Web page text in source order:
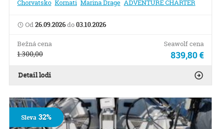
Chorvatsko Kornati Marina Drage ADVENTURE CHARTER
Od26.09.2026do03.10.2026
Bežná cena
1.300,00
Seawolf cena
839,80 €
Detail lodi
Sleva32%